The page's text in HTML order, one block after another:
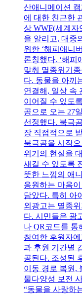
산애니메이션
에 대한 친근한
상 WWF(세계자
을 알리고, 대중
위한 ‘해피애니
론칭했다. ‘해피
맞춰 멸종위기
다. 동물을 아끼
연결해, 일상 속
이어질 수 있도
공으로 오는 27
선정했다. 북극
장 직접적으로
북극곰을 시작
위기의 현실을
새길 수 있도록
뜻한 느낌의 애
응원하는 마음
담았다. 특히 아
외광고는 멸종
다. 시민들은 광
나 QR코드를 통
참여한 후원자
과 후원 기간별
공된다. 조성된
이동 경로 복원,
물다양성 보전
“동물을 사랑하